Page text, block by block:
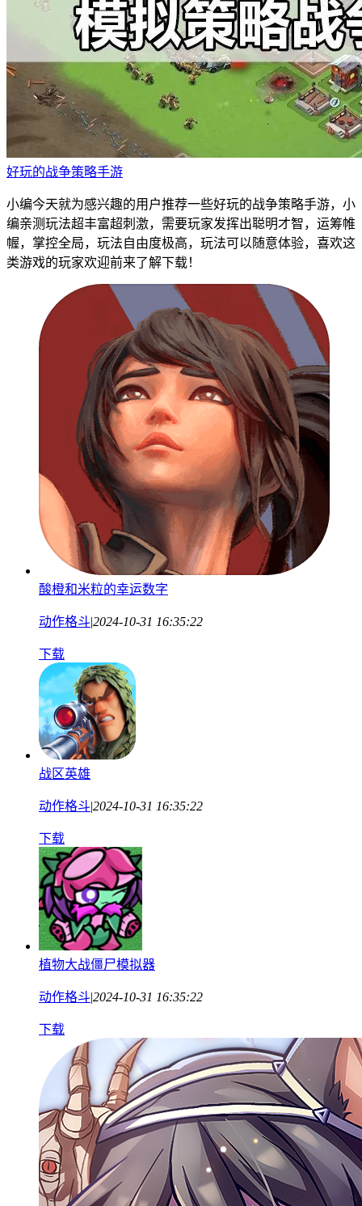
好玩的战争策略手游
小编今天就为感兴趣的用户推荐一些好玩的战争策略手游，小
编亲测玩法超丰富超刺激，需要玩家发挥出聪明才智，运筹帷
幄，掌控全局，玩法自由度极高，玩法可以随意体验，喜欢这
类游戏的玩家欢迎前来了解下载！
酸橙和米粒的幸运数字
动作格斗|2024-10-31 16:35:22
下载
战区英雄
动作格斗|2024-10-31 16:35:22
下载
植物大战僵尸模拟器
动作格斗|2024-10-31 16:35:22
下载